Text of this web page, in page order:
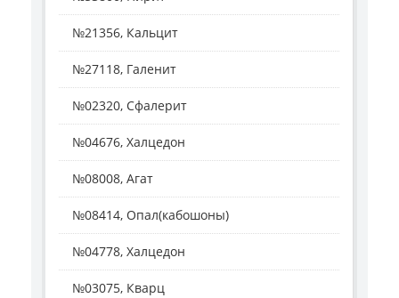
№21356, Кальцит
№27118, Галенит
№02320, Сфалерит
№04676, Халцедон
№08008, Агат
№08414, Опал(кабошоны)
№04778, Халцедон
№03075, Кварц